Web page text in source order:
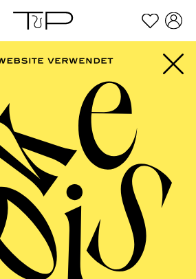
Zum Footer springen
FILTER
2026